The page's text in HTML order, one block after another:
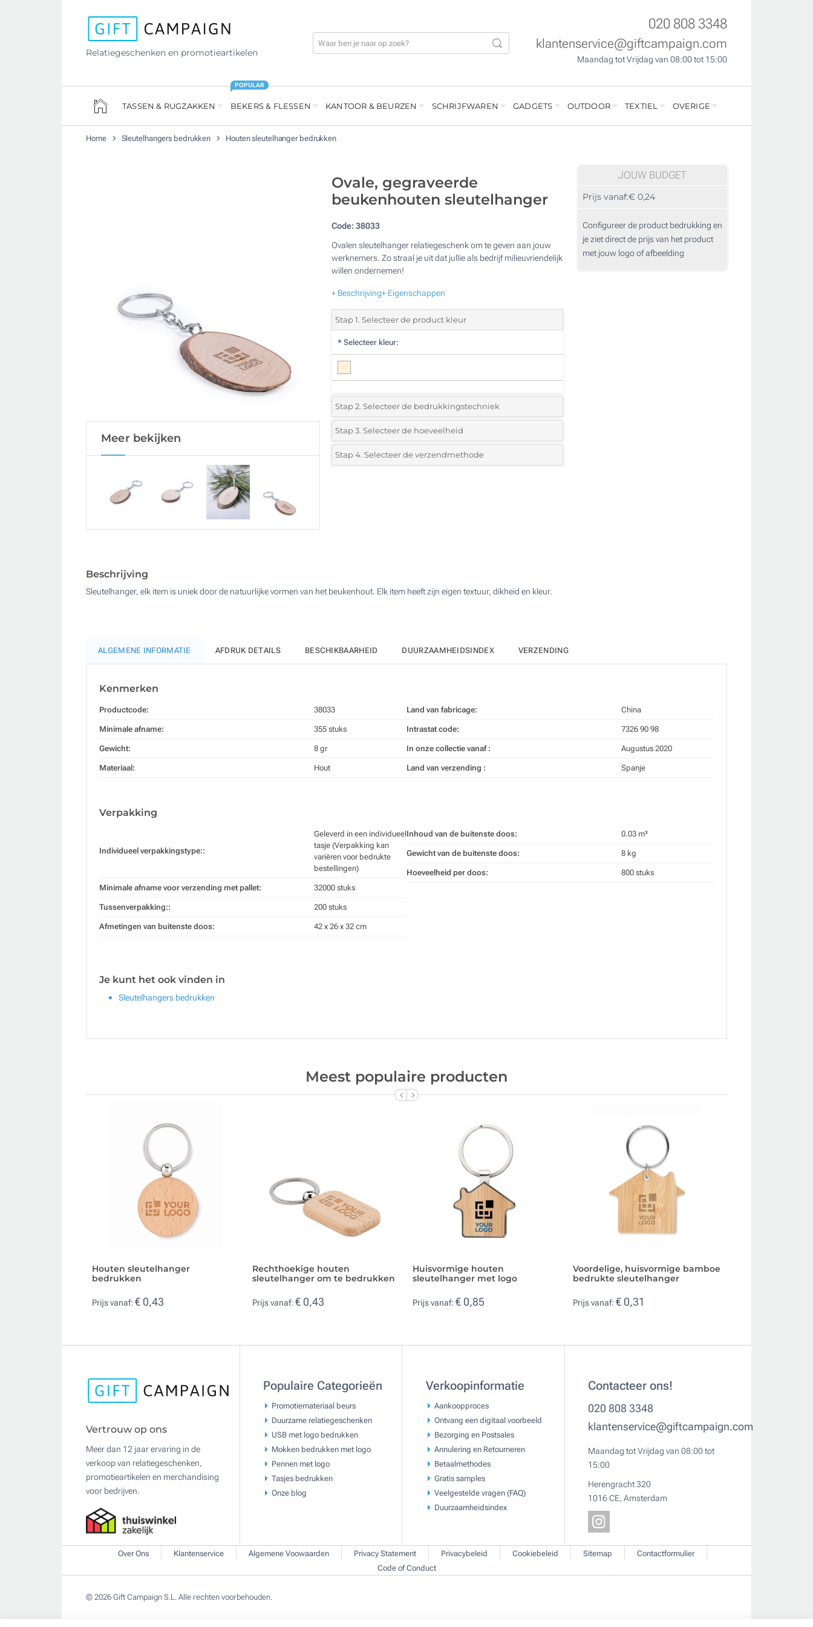
Relatiegeschenken en promotieartikelen
020 808 3348
klantenservice@giftcampaign.com
Maandag tot Vrijdag van 08:00 tot 15:00
TASSEN & RUGZAKKEN BEKERS & FLESSEN
POPULAR
KANTOOR & BEURZEN SCHRIJFWAREN GADGETS OUTDOOR TEXTIEL OVERIGE
Home Sleutelhangers bedrukken Houten sleutelhanger bedrukken
Meer bekijken
Ovale, gegraveerde
beukenhouten sleutelhanger
Code:38033
Ovalen sleutelhanger relatiegeschenk om te geven aan jouw
werknemers. Zo straal je uit dat jullie als bedrijf milieuvriendelijk
willen ondernemen!
+ Beschrijving+ Eigenschappen
Stap 1. Selecteer de product kleur
* Selecteer kleur:
Stap 2. Selecteer de bedrukkingstechniek
*Selecteer de bedrukking en kleuren van het logo:
1 Kleur (Aan een zijde)
Zonder opdruk
Stap 3. Selecteer de hoeveelheid
*Selecteer uit de lijst of voeg het gewenste aantal in
Stap 4. Selecteer de verzendmethode
JOUW BUDGET
Prijs vanaf:€ 0,24
Configureer de product bedrukking en
je ziet direct de prijs van het product
met jouw logo of afbeelding
Beschrijving
Sleutelhanger, elk item is uniek door de natuurlijke vormen van het beukenhout. Elk item heeft zijn eigen textuur, dikheid en kleur.
ALGEMENE INFORMATIE AFDRUK DETAILS BESCHIKBAARHEID DUURZAAMHEIDSINDEX VERZENDING
Kenmerken
Productcode: 38033
Minimale afname: 355 stuks
Gewicht: 8 gr
Materiaal: Hout
Land van fabricage: China
Intrastat code: 7326 90 98
In onze collectie vanaf : Augustus 2020
Land van verzending : Spanje
Verpakking
Individueel verpakkingstype::
Geleverd in een individueel
tasje (Verpakking kan
variëren voor bedrukte
bestellingen)
Minimale afname voor verzending met pallet: 32000 stuks
Tussenverpakking:: 200 stuks
Afmetingen van buitenste doos: 42 x 26 x 32 cm
Inhoud van de buitenste doos: 0.03 m³
Gewicht van de buitenste doos: 8 kg
Hoeveelheid per doos: 800 stuks
Je kunt het ook vinden in
Sleutelhangers bedrukken
Meest populaire producten
Houten sleutelhanger
bedrukken
Prijs vanaf: € 0,43
Rechthoekige houten
sleutelhanger om te bedrukken
Prijs vanaf: € 0,43
Huisvormige houten
sleutelhanger met logo
Prijs vanaf: € 0,85
Voordelige, huisvormige bamboe
bedrukte sleutelhanger
Prijs vanaf: € 0,31
Vertrouw op ons
Meer dan 12 jaar ervaring in de
verkoop van relatiegeschenken,
promotieartikelen en merchandising
voor bedrijven.
Populaire Categorieën
Promotiemateriaal beurs
Duurzame relatiegeschenken
USB met logo bedrukken
Mokken bedrukken met logo
Pennen met logo
Tasjes bedrukken
Onze blog
Verkoopinformatie
Aankoopproces
Ontvang een digitaal voorbeeld
Bezorging en Postsales
Annulering en Retourneren
Betaalmethodes
Gratis samples
Veelgestelde vragen (FAQ)
Duurzaamheidsindex
Contacteer ons!
020 808 3348
klantenservice@giftcampaign.com
Maandag tot Vrijdag van 08:00 tot
15:00
Herengracht 320
1016 CE, Amsterdam
Over Ons Klantenservice Algemene Voowaarden Privacy Statement Privacybeleid Cookiebeleid Sitemap
Contactformulier
Code of Conduct
© 2026 Gift Campaign S.L. Alle rechten voorbehouden.